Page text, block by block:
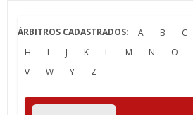
ÁRBITROS CADASTRADOS: A B C
H
I J K L M N O
V
W Y Z